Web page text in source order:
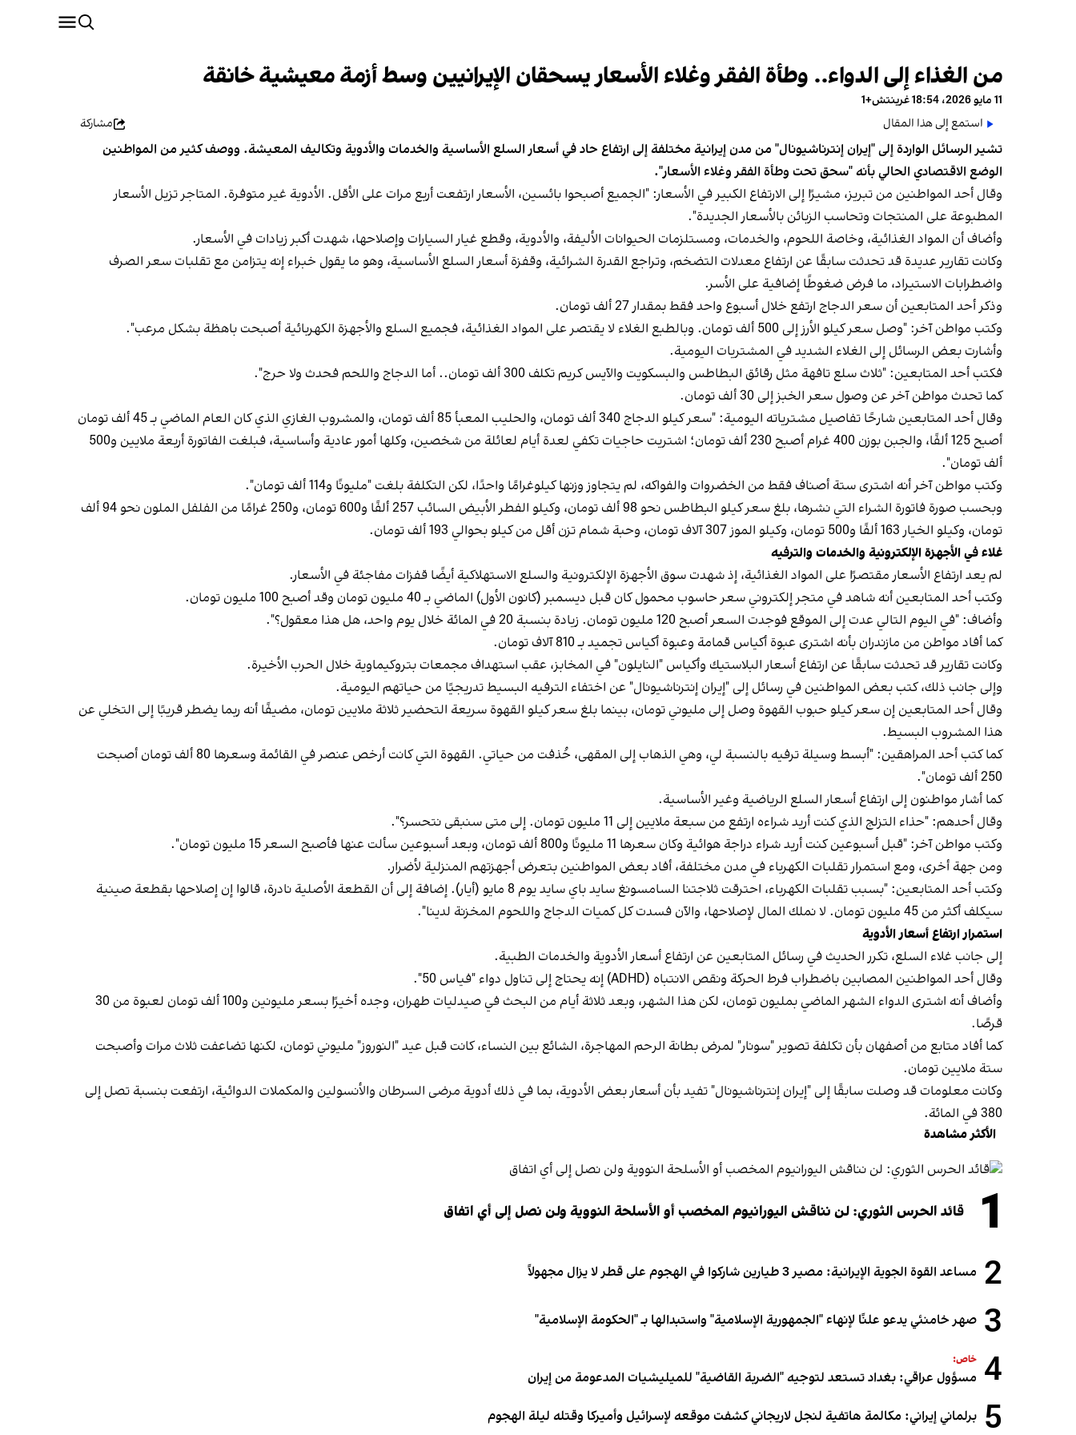
من الغذاء إلى الدواء.. وطأة الفقر وغلاء الأسعار يسحقان الإيرانيين وسط أزمة معيشية خانقة
11 مايو 2026، 18:54 غرينتش+1
استمع إلى هذا المقال
مشاركة
تشير الرسائل الواردة إلى "إيران إنترناشيونال" من مدن إيرانية مختلفة إلى ارتفاع حاد في أسعار السلع الأساسية والخدمات والأدوية وتكاليف المعيشة. ووصف كثير من المواطنين
الوضع الاقتصادي الحالي بأنه "سحق تحت وطأة الفقر وغلاء الأسعار".
وقال أحد المواطنين من تبريز، مشيرًا إلى الارتفاع الكبير في الأسعار: "الجميع أصبحوا بائسين، الأسعار ارتفعت أربع مرات على الأقل. الأدوية غير متوفرة. المتاجر تزيل الأسعار
المطبوعة على المنتجات وتحاسب الزبائن بالأسعار الجديدة".
وأضاف أن المواد الغذائية، وخاصة اللحوم، والخدمات، ومستلزمات الحيوانات الأليفة، والأدوية، وقطع غيار السيارات وإصلاحها، شهدت أكبر زيادات في الأسعار.
وكانت تقارير عديدة قد تحدثت سابقًا عن ارتفاع معدلات التضخم، وتراجع القدرة الشرائية، وقفزة أسعار السلع الأساسية، وهو ما يقول خبراء إنه يتزامن مع تقلبات سعر الصرف
واضطرابات الاستيراد، ما فرض ضغوطًا إضافية على الأسر.
وذكر أحد المتابعين أن سعر الدجاج ارتفع خلال أسبوع واحد فقط بمقدار 27 ألف تومان.
وكتب مواطن آخر: "وصل سعر كيلو الأرز إلى 500 ألف تومان. وبالطبع الغلاء لا يقتصر على المواد الغذائية، فجميع السلع والأجهزة الكهربائية أصبحت باهظة بشكل مرعب".
وأشارت بعض الرسائل إلى الغلاء الشديد في المشتريات اليومية.
فكتب أحد المتابعين: "ثلاث سلع تافهة مثل رقائق البطاطس والبسكويت والآيس كريم تكلف 300 ألف تومان.. أما الدجاج واللحم فحدث ولا حرج".
كما تحدث مواطن آخر عن وصول سعر الخبز إلى 30 ألف تومان.
وقال أحد المتابعين شارحًا تفاصيل مشترياته اليومية: "سعر كيلو الدجاج 340 ألف تومان، والحليب المعبأ 85 ألف تومان، والمشروب الغازي الذي كان العام الماضي بـ 45 ألف تومان
أصبح 125 ألفًا، والجبن بوزن 400 غرام أصبح 230 ألف تومان؛ اشتريت حاجيات تكفي لعدة أيام لعائلة من شخصين، وكلها أمور عادية وأساسية، فبلغت الفاتورة أربعة ملايين و500
ألف تومان".
وكتب مواطن آخر أنه اشترى ستة أصناف فقط من الخضروات والفواكه، لم يتجاوز وزنها كيلوغرامًا واحدًا، لكن التكلفة بلغت "مليونًا و114 ألف تومان".
وبحسب صورة فاتورة الشراء التي نشرها، بلغ سعر كيلو البطاطس نحو 98 ألف تومان، وكيلو الفطر الأبيض السائب 257 ألفًا و600 تومان، و250 غرامًا من الفلفل الملون نحو 94 ألف
تومان، وكيلو الخيار 163 ألفًا و500 تومان، وكيلو الموز 307 آلاف تومان، وحبة شمام تزن أقل من كيلو بحوالي 193 ألف تومان.
غلاء في الأجهزة الإلكترونية والخدمات والترفيه
لم يعد ارتفاع الأسعار مقتصرًا على المواد الغذائية، إذ شهدت سوق الأجهزة الإلكترونية والسلع الاستهلاكية أيضًا قفزات مفاجئة في الأسعار.
وكتب أحد المتابعين أنه شاهد في متجر إلكتروني سعر حاسوب محمول كان قبل ديسمبر (كانون الأول) الماضي بـ 40 مليون تومان وقد أصبح 100 مليون تومان.
وأضاف: "في اليوم التالي عدت إلى الموقع فوجدت السعر أصبح 120 مليون تومان. زيادة بنسبة 20 في المائة خلال يوم واحد، هل هذا معقول؟".
كما أفاد مواطن من مازندران بأنه اشترى عبوة أكياس قمامة وعبوة أكياس تجميد بـ 810 آلاف تومان.
وكانت تقارير قد تحدثت سابقًا عن ارتفاع أسعار البلاستيك وأكياس "النايلون" في المخابز، عقب استهداف مجمعات بتروكيماوية خلال الحرب الأخيرة.
وإلى جانب ذلك، كتب بعض المواطنين في رسائل إلى "إيران إنترناشيونال" عن اختفاء الترفيه البسيط تدريجيًا من حياتهم اليومية.
وقال أحد المتابعين إن سعر كيلو حبوب القهوة وصل إلى مليوني تومان، بينما بلغ سعر كيلو القهوة سريعة التحضير ثلاثة ملايين تومان، مضيفًا أنه ربما يضطر قريبًا إلى التخلي عن
هذا المشروب البسيط.
كما كتب أحد المراهقين: "أبسط وسيلة ترفيه بالنسبة لي، وهي الذهاب إلى المقهى، حُذفت من حياتي. القهوة التي كانت أرخص عنصر في القائمة وسعرها 80 ألف تومان أصبحت
250 ألف تومان".
كما أشار مواطنون إلى ارتفاع أسعار السلع الرياضية وغير الأساسية.
وقال أحدهم: "حذاء التزلج الذي كنت أريد شراءه ارتفع من سبعة ملايين إلى 11 مليون تومان. إلى متى سنبقى نتحسر؟".
وكتب مواطن آخر: "قبل أسبوعين كنت أريد شراء دراجة هوائية وكان سعرها 11 مليونًا و800 ألف تومان، وبعد أسبوعين سألت عنها فأصبح السعر 15 مليون تومان".
ومن جهة أخرى، ومع استمرار تقلبات الكهرباء في مدن مختلفة، أفاد بعض المواطنين بتعرض أجهزتهم المنزلية لأضرار.
وكتب أحد المتابعين: "بسبب تقلبات الكهرباء، احترقت ثلاجتنا السامسونغ سايد باي سايد يوم 8 مايو (أيار). إضافة إلى أن القطعة الأصلية نادرة، قالوا إن إصلاحها بقطعة صينية
سيكلف أكثر من 45 مليون تومان. لا نملك المال لإصلاحها، والآن فسدت كل كميات الدجاج واللحوم المخزنة لدينا".
استمرار ارتفاع أسعار الأدوية
إلى جانب غلاء السلع، تكرر الحديث في رسائل المتابعين عن ارتفاع أسعار الأدوية والخدمات الطبية.
وقال أحد المواطنين المصابين باضطراب فرط الحركة ونقص الانتباه (ADHD) إنه يحتاج إلى تناول دواء "فياس 50".
وأضاف أنه اشترى الدواء الشهر الماضي بمليون تومان، لكن هذا الشهر، وبعد ثلاثة أيام من البحث في صيدليات طهران، وجده أخيرًا بسعر مليونين و100 ألف تومان لعبوة من 30
قرصًا.
كما أفاد متابع من أصفهان بأن تكلفة تصوير "سونار" لمرض بطانة الرحم المهاجرة، الشائع بين النساء، كانت قبل عيد "النوروز" مليوني تومان، لكنها تضاعفت ثلاث مرات وأصبحت
ستة ملايين تومان.
وكانت معلومات قد وصلت سابقًا إلى "إيران إنترناشيونال" تفيد بأن أسعار بعض الأدوية، بما في ذلك أدوية مرضى السرطان والأنسولين والمكملات الدوائية، ارتفعت بنسبة تصل إلى
380 في المائة.
الأكثر مشاهدة
1 قائد الحرس الثوري: لن نناقش اليورانيوم المخصب أو الأسلحة النووية ولن نصل إلى أي اتفاق
2 مساعد القوة الجوية الإيرانية: مصير 3 طيارين شاركوا في الهجوم على قطر لا يزال مجهولاً
3 صهر خامنئي يدعو علنًا لإنهاء "الجمهورية الإسلامية" واستبدالها بـ "الحكومة الإسلامية"
4 خاص:
مسؤول عراقي: بغداد تستعد لتوجيه "الضربة القاضية" للميليشيات المدعومة من إيران
5 برلماني إيراني: مكالمة هاتفية لنجل لاريجاني كشفت موقعه لإسرائيل وأميركا وقتله ليلة الهجوم